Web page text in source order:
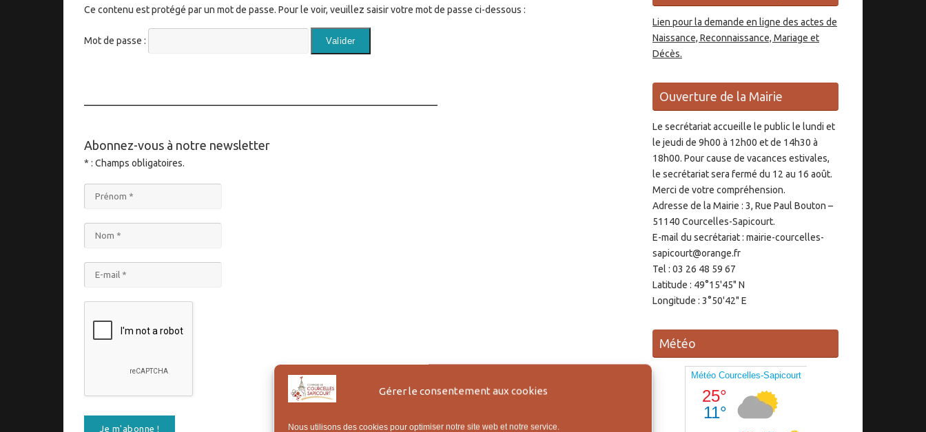
Gérer le consentement aux cookies
Nous utilisons des cookies pour optimiser notre site web et notre service.
Ce contenu est protégé par un mot de passe. Pour le voir, veuillez saisir votre mot de passe ci-dessous :
Mot de passe :
Abonnez-vous à notre newsletter
* : Champs obligatoires.
Lien pour la demande en ligne des actes de
Naissance, Reconnaissance, Mariage et
Décès.
Ouverture de la Mairie
Le secrétariat accueille le public le lundi et
le jeudi de 9h00 à 12h00 et de 14h30 à
18h00. Pour cause de vacances estivales,
le secrétariat sera fermé du 12 au 16 août.
Merci de votre compréhension.
Adresse de la Mairie : 3, Rue Paul Bouton –
51140 Courcelles-Sapicourt.
E-mail du secrétariat : mairie-courcelles-
sapicourt@orange.fr
Tel : 03 26 48 59 67
Latitude : 49°15'45" N
Longitude : 3°50'42" E
Météo